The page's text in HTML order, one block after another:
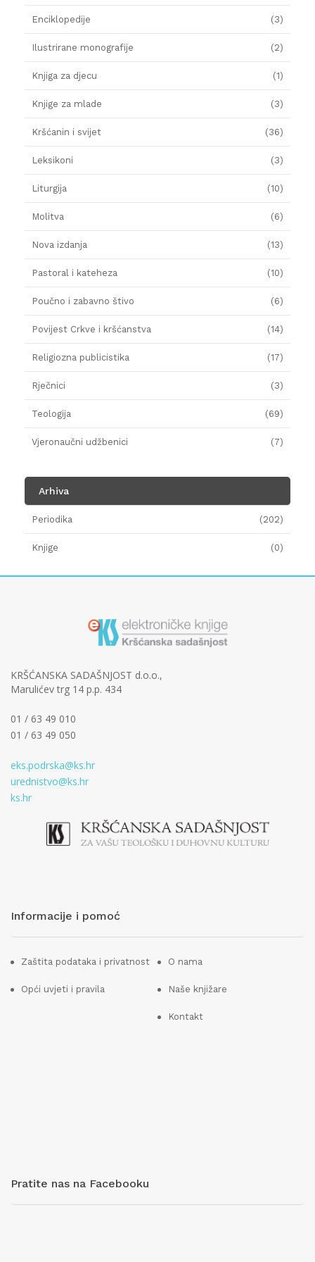
Enciklopedije (3)
Ilustrirane monografije (2)
Knjiga za djecu (1)
Knjige za mlade (3)
Kršćanin i svijet (36)
Leksikoni (3)
Liturgija (10)
Molitva (6)
Nova izdanja (13)
Pastoral i kateheza (10)
Poučno i zabavno štivo (6)
Povijest Crkve i kršćanstva (14)
Religiozna publicistika (17)
Rječnici (3)
Teologija (69)
Vjeronaučni udžbenici (7)
Arhiva
Periodika (202)
Knjige (0)
KRŠĆANSKA SADAŠNJOST d.o.o.,
Marulićev trg 14 p.p. 434
01 / 63 49 010
01 / 63 49 050
eks.podrska@ks.hr
urednistvo@ks.hr
ks.hr
Informacije i pomoć
Zaštita podataka i privatnost
Opći uvjeti i pravila
O nama
Naše knjižare
Kontakt
Pratite nas na Facebooku